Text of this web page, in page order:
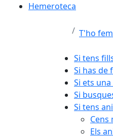
Hemeroteca
T'ho
Si tens
Si has de
Si ets
Si
Si tens
Cens
Els